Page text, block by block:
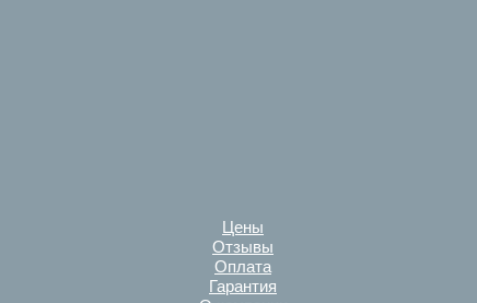
Цены
Отзывы
Оплата
Гарантия